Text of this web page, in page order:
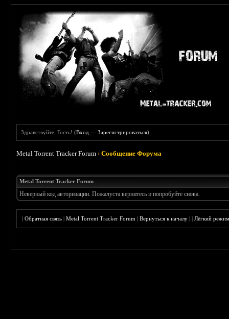
Здравствуйте, Гость! (Вход —Зарегистрироваться)
Metal Torrent Tracker Forum ›Сообщение Форума
Metal Torrent Tracker Forum
Неверный код авторизации. Пожалуста вернитесь и попробуйте снова.
|Обратная связь |Metal Torrent Tracker Forum |Вернуться к началу ||Лёгкий